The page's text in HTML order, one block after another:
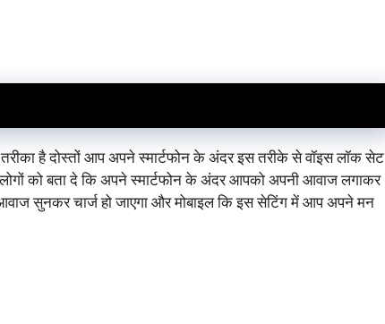
है दोस्तों आप अपने स्मार्टफोन के अंदर इस तरीके से वॉइस लॉक सेट
को बता दे कि अपने स्मार्टफोन के अंदर आपको अपनी आवाज लगाकर
सुनकर चार्ज हो जाएगा और मोबाइल कि इस सेटिंग में आप अपने मन